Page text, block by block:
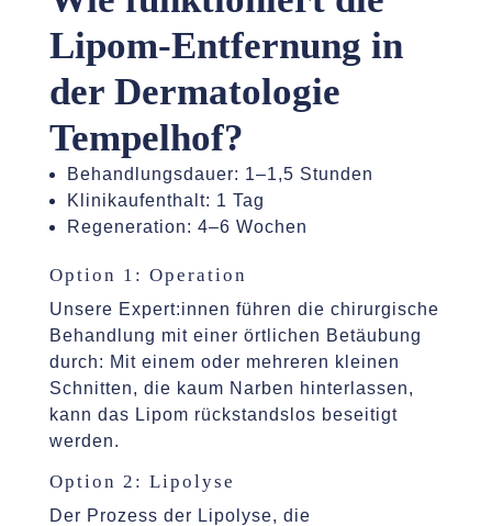
Lipom-Entfernung in
der Dermatologie
Tempelhof?
Behandlungsdauer: 1–1,5 Stunden
Klinikaufenthalt: 1 Tag
Regeneration: 4–6 Wochen
Option 1: Operation
Unsere Expert:innen führen die chirurgische
Behandlung mit einer örtlichen Betäubung
durch: Mit einem oder mehreren kleinen
Schnitten, die kaum Narben hinterlassen,
kann das Lipom rückstandslos beseitigt
werden.
Option 2: Lipolyse
Der Prozess der Lipolyse, die